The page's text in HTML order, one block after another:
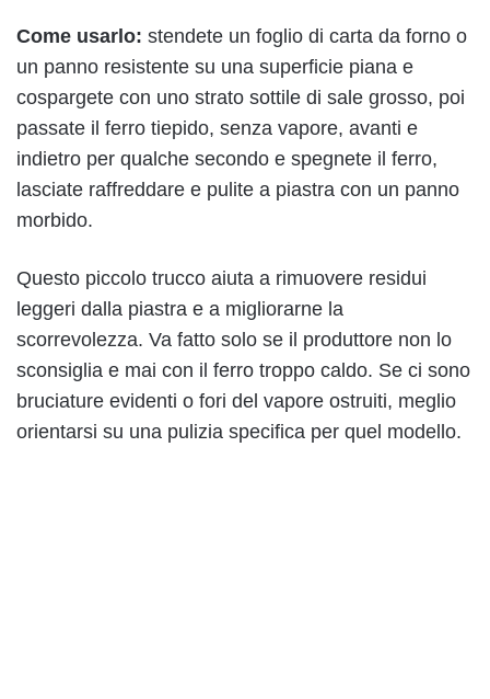
Come usarlo: stendete un foglio di carta da forno o
un panno resistente su una superficie piana e
cospargete con uno strato sottile di sale grosso, poi
passate il ferro tiepido, senza vapore, avanti e
indietro per qualche secondo e spegnete il ferro,
lasciate raffreddare e pulite a piastra con un panno
morbido.
Questo piccolo trucco aiuta a rimuovere residui
leggeri dalla piastra e a migliorarne la
scorrevolezza. Va fatto solo se il produttore non lo
sconsiglia e mai con il ferro troppo caldo. Se ci sono
bruciature evidenti o fori del vapore ostruiti, meglio
orientarsi su una pulizia specifica per quel modello.